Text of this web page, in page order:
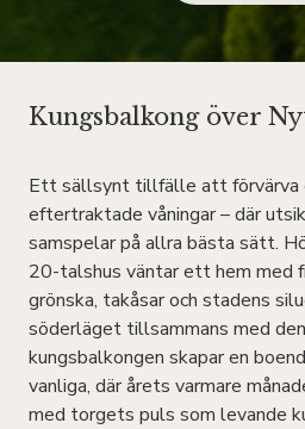
Kungsbalkong över
Ett sällsynt tillfälle att förvärva
eftertraktade våningar – där
samspelar på allra bästa sätt.
20-talshus väntar ett hem med
grönska, takåsar och stadens
söderläget tillsammans med
kungsbalkongen skapar en
vanliga, där årets varmare
med torgets puls som levande